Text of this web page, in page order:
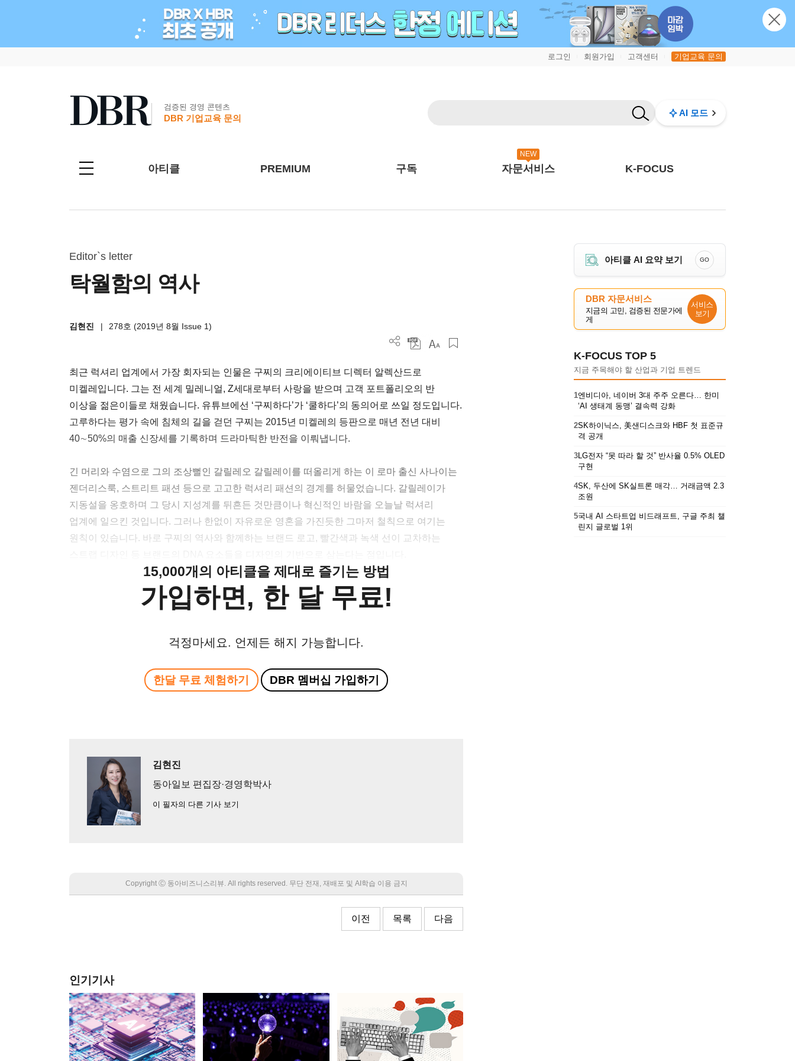
로그인 회원가입 고객센터 기업교육 문의
검증된 경영 콘텐츠
DBR 기업교육 문의
AI 모드
아티클 PREMIUM 구독
NEW
자문서비스 K-FOCUS
Editor`s letter
탁월함의 역사
김현진 | 278호 (2019년 8월 Issue 1)
최근 럭셔리 업계에서 가장 회자되는 인물은 구찌의 크리에이티브 디렉터 알렉산드로
미켈레입니다. 그는 전 세계 밀레니얼, Z세대로부터 사랑을 받으며 고객 포트폴리오의 반
이상을 젊은이들로 채웠습니다. 유튜브에선 ‘구찌하다’가 ‘쿨하다’의 동의어로 쓰일 정도입니다.
고루하다는 평가 속에 침체의 길을 걷던 구찌는 2015년 미켈레의 등판으로 매년 전년 대비
40∼50%의 매출 신장세를 기록하며 드라마틱한 반전을 이뤄냅니다.
긴 머리와 수염으로 그의 조상뻘인 갈릴레오 갈릴레이를 떠올리게 하는 이 로마 출신 사나이는
젠더리스룩, 스트리트 패션 등으로 고고한 럭셔리 패션의 경계를 허물었습니다. 갈릴레이가
지동설을 옹호하며 그 당시 지성계를 뒤흔든 것만큼이나 혁신적인 바람을 오늘날 럭셔리
업계에 일으킨 것입니다. 그러나 한없이 자유로운 영혼을 가진듯한 그마저 철칙으로 여기는
원칙이 있습니다. 바로 구찌의 역사와 함께하는 브랜드 로고, 빨간색과 녹색 선이 교차하는
15,000개의 아티클을 제대로 즐기는 방법
가입하면, 한 달 무료!
걱정마세요. 언제든 해지 가능합니다.
한달 무료 체험하기 DBR 멤버십 가입하기
김현진
동아일보 편집장·경영학박사
이 필자의 다른 기사 보기
Copyright Ⓒ 동아비즈니스리뷰. All rights reserved. 무단 전재, 재배포 및 AI학습 이용 금지
이전 목록 다음
인기기사
아티클 AI 요약 보기 GO
DBR 자문서비스
지금의 고민, 검증된 전문가에
게
서비스
보기
K-FOCUS TOP 5
지금 주목해야 할 산업과 기업 트렌드
1엔비디아, 네이버 3대 주주 오른다… 한미
‘AI 생태계 동맹’ 결속력 강화
2SK하이닉스, 美샌디스크와 HBF 첫 표준규
격 공개
3LG전자 “못 따라 할 것” 반사율 0.5% OLED
구현
4SK, 두산에 SK실트론 매각… 거래금액 2.3
조원
5국내 AI 스타트업 비드래프트, 구글 주최 챌
린지 글로벌 1위